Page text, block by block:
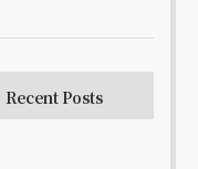
Recent Posts